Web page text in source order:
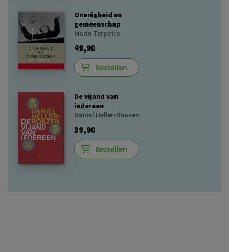
Onenigheid en
gemeenschap
Marin Terpstra
49,90
Bestellen
De vijand van
iedereen
Daniel Heller-Roazen
39,90
Bestellen